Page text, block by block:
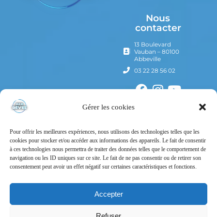
Gérer les cookies
Pour offrir les meilleures expériences, nous utilisons des technologies telles que les
cookies pour stocker et/ou accéder aux informations des appareils. Le fait de consentir
à ces technologies nous permettra de traiter des données telles que le comportement de
navigation ou les ID uniques sur ce site. Le fait de ne pas consentir ou de retirer son
consentement peut avoir un effet négatif sur certaines caractéristiques et fonctions.
Accepter
Nous
contacter
13 Boulevard
Vauban – 80100
Abbeville
03 22 28 56 02